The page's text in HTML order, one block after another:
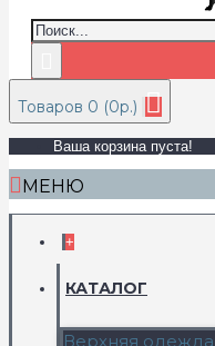
Товаров 0 (0р.)
Ваша корзина пуста!
МЕНЮ
+
КАТАЛОГ
Верхняя одежда